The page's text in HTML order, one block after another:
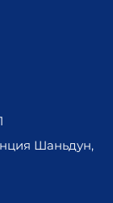
Шаньдун,